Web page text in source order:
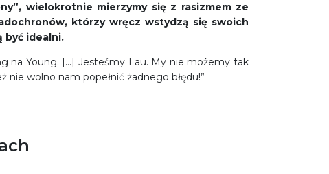
wielokrotnie mierzymy się z rasizmem ze
którzy wręcz wstydzą się swoich
być idealni.
na Young. […] Jesteśmy Lau. My nie możemy tak
wolno nam popełnić żadnego błędu!”